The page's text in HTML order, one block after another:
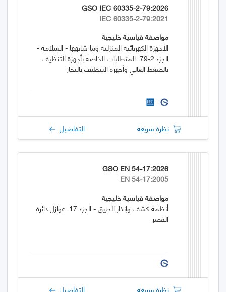
GSO IEC 60335-2-79:2026
IEC 60335-2-79:2021
مواصفة قياسية خليجية
الأجهزة الكهربائية المنزلية وما شابهها - السلامة -
الجزء 2-79: المتطلبات الخاصة بأجهزة التنظيف
بالضغط العالي وأجهزة التنظيف بالبخار
نظرة سريعة التفاصيل
GSO EN 54-17:2026
EN 54-17:2005
مواصفة قياسية خليجية
أنظمة كشف وإنذار الحريق - الجزء 17: عوازل دائرة
القصر
نظرة سريعة التفاصيل